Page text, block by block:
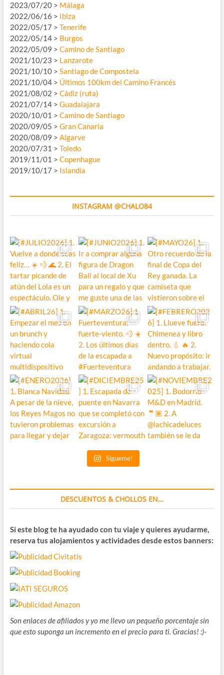
2023/07/20 > Málaga
2022/06/16 > Ibiza
2022/05/17 > Tenerife
2022/05/14 > Burgos
2022/05/09 > Camino de Santiago
2021/10/23 > Lanzarote
2021/10/10 > Santiago de Compostela
2021/10/04 > Últimos 100km del Camino Francés
2021/08/02 > Cádiz (ruta)
2021/07/14 > Guadalajara
2020/10/01 > Camino de Santiago
2020/09/05 > Gran Canaria
2020/08/09 > Algarve
2020/07/31 > Toledo
2019/11/01 > Copenhague
2019/10/17 > Islandia
INSTAGRAM @CHALO84
Sígueme!
DESCUENTOS & CHOLLOS EN…
Si este blog te ha ayudado con tu viaje y quieres ayudarme,
reserva tus alojamientos y actividades desde estos banners:
Son enlaces de afiliados y yo me llevo un pequeño porcentaje sin
que esto suponga un incremento en el precio para ti. Gracias! :)-